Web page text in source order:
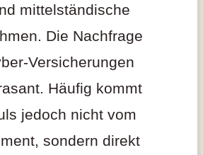
mittelständische
Die Nachfrage
Versicherungen
Häufig kommt
jedoch nicht vom
sondern direkt